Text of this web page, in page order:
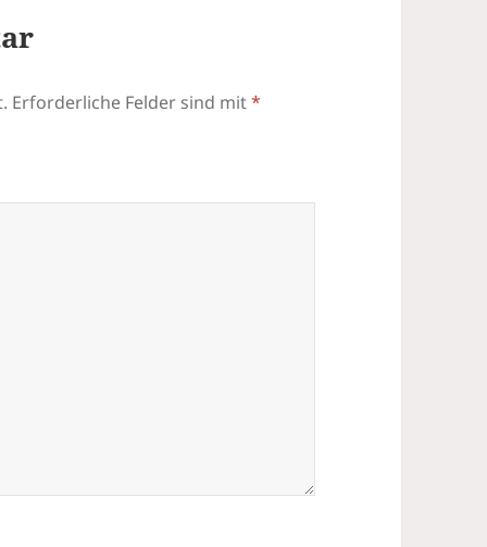
Erforderliche Felder sind mit*